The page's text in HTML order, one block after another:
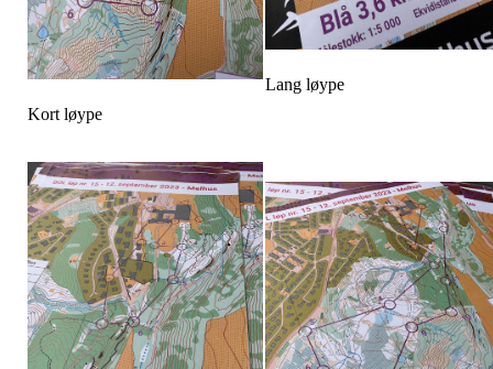
Kort løype
Lang løype